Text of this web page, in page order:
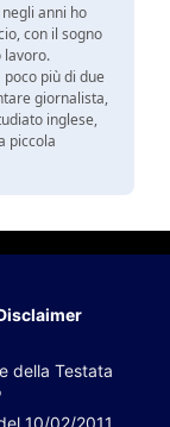
anni ho
con il sogno
lavoro.
più di due
giornalista,
inglese,
piccola
della Testata
10/02/2011